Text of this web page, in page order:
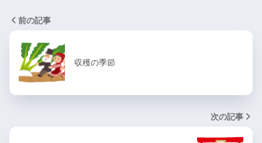
前の記事
収穫の季節
次の記事